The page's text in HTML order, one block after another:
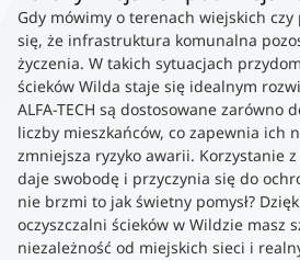
Gdy mówimy o terenach wiejskich
się, że infrastruktura komunalna
życzenia. W takich sytuacjach
ścieków Wilda staje się idealnym
ALFA-TECH są dostosowane zarówno
liczby mieszkańców, co zapewnia ich
zmniejsza ryzyko awarii. Korzystanie
daje swobodę i przyczynia się do
nie brzmi to jak świetny pomysł?
oczyszczalni ścieków w Wildzie masz
niezależność od miejskich sieci i